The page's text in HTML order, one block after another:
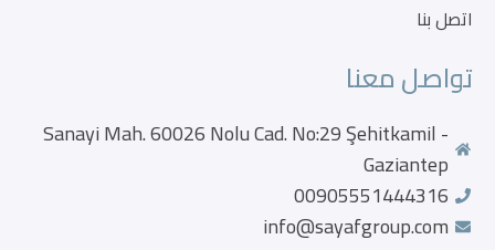
اتصل بنا
تواصل معنا
Sanayi Mah. 60026 Nolu Cad. No:29 Şehitkamil -
Gaziantep
00905551444316
info@sayafgroup.com